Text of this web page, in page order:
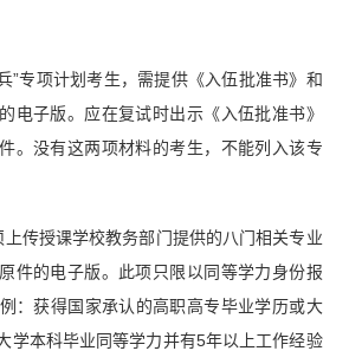
”专项计划考生，需提供《入伍批准书》和
电子版。应在复试时出示《入伍批准书》
。没有这两项材料的考生，不能列入该专
上传授课学校教务部门提供的八门相关专业
件的电子版。此项只限以同等学力身份报
：获得国家承认的高职高专毕业学历或大
学本科毕业同等学力并有5年以上工作经验